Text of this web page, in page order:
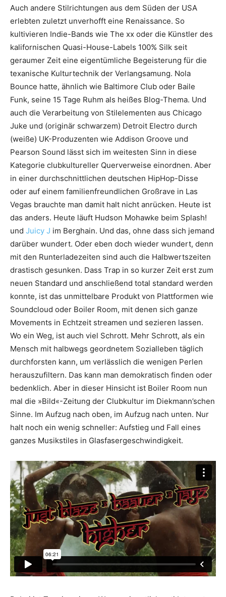
Auch andere Stilrichtungen aus dem Süden der USA
erlebten zuletzt unverhofft eine Renaissance. So
kultivieren Indie-Bands wie The xx oder die Künstler des
kalifornischen Quasi-House-Labels 100% Silk seit
geraumer Zeit eine eigentümliche Begeisterung für die
texanische Kulturtechnik der Verlangsamung. Nola
Bounce hatte, ähnlich wie ­Baltimore Club oder Baile
Funk, seine 15 Tage Ruhm als heißes Blog-Thema. Und
auch die Verarbeitung von Stilelementen aus Chicago
Juke und (originär schwarzem) Detroit Electro durch
(weiße) UK-Produzenten wie Addison Groove und
Pearson Sound lässt sich im weitesten Sinn in diese
Kategorie clubkultureller Querverweise einordnen. Aber
in einer durchschnittlichen deutschen HipHop-Disse
oder auf einem familienfreundlichen Großrave in Las
Vegas brauchte man damit halt nicht anrücken. Heute ist
das anders. Heute läuft Hudson Mohawke beim Splash!
und Juicy J im Berghain. Und das, ohne dass sich jemand
darüber wundert. Oder eben doch wieder wundert, denn
mit den Runterladezeiten sind auch die Halbwertszeiten
drastisch gesunken. Dass Trap in so kurzer Zeit erst zum
neuen Standard und anschließend total standard werden
konnte, ist das unmittelbare Produkt von Plattformen wie
Soundcloud oder Boiler Room, mit denen sich ganze
Movements in Echtzeit streamen und sezieren lassen.
Wo ein Weg, ist auch viel Schrott. Mehr Schrott, als ein
Mensch mit halbwegs geordnetem Sozialleben täglich
durchfors­ten kann, um verlässlich die wenigen Perlen
herauszufiltern. Das kann man demokratisch finden oder
bedenklich. Aber in dieser Hinsicht ist Boiler Room nun
mal die »Bild«-Zeitung der Clubkultur im Diekmann’schen
Sinne. Im Aufzug nach oben, im Aufzug nach unten. Nur
halt noch ein wenig schneller: Aufstieg und Fall eines
ganzes Musikstiles in Glasfaser­geschwindigkeit.